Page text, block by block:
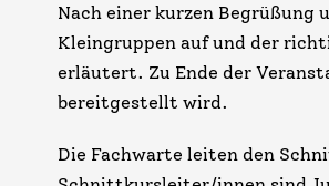
Nach einer kurzen
Kleingruppen auf und der
erläutert. Zu Ende der
bereitgestellt wird.
Die Fachwarte leiten den